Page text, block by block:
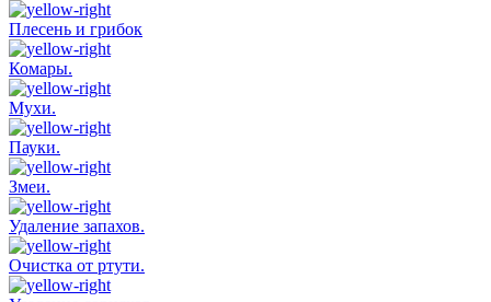
Плесень и грибок
Комары.
Мухи.
Пауки.
Змеи.
Удаление запахов.
Очистка от ртути.